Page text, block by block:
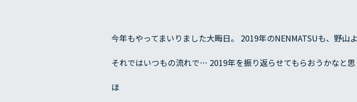
今年もやってまいりました大晦日。 2019年のNENMATSUも、野山
それではいつもの流れで… 2019年を振り返らせてもらおうかなと
ほ